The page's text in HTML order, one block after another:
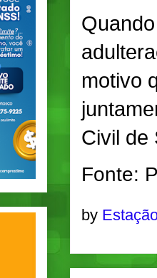
motivo
Civil de
Fonte:
by